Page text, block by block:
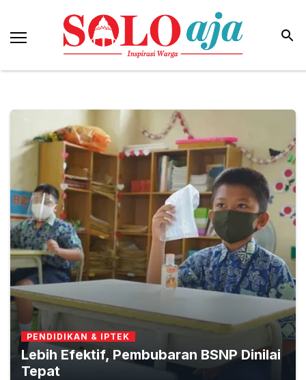
PENDIDIKAN & IPTEK
Lebih Efektif, Pembubaran BSNP Dinilai
Tepat